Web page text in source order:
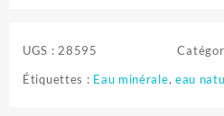
UGS : 28595
Étiquettes : Eau minérale, eau